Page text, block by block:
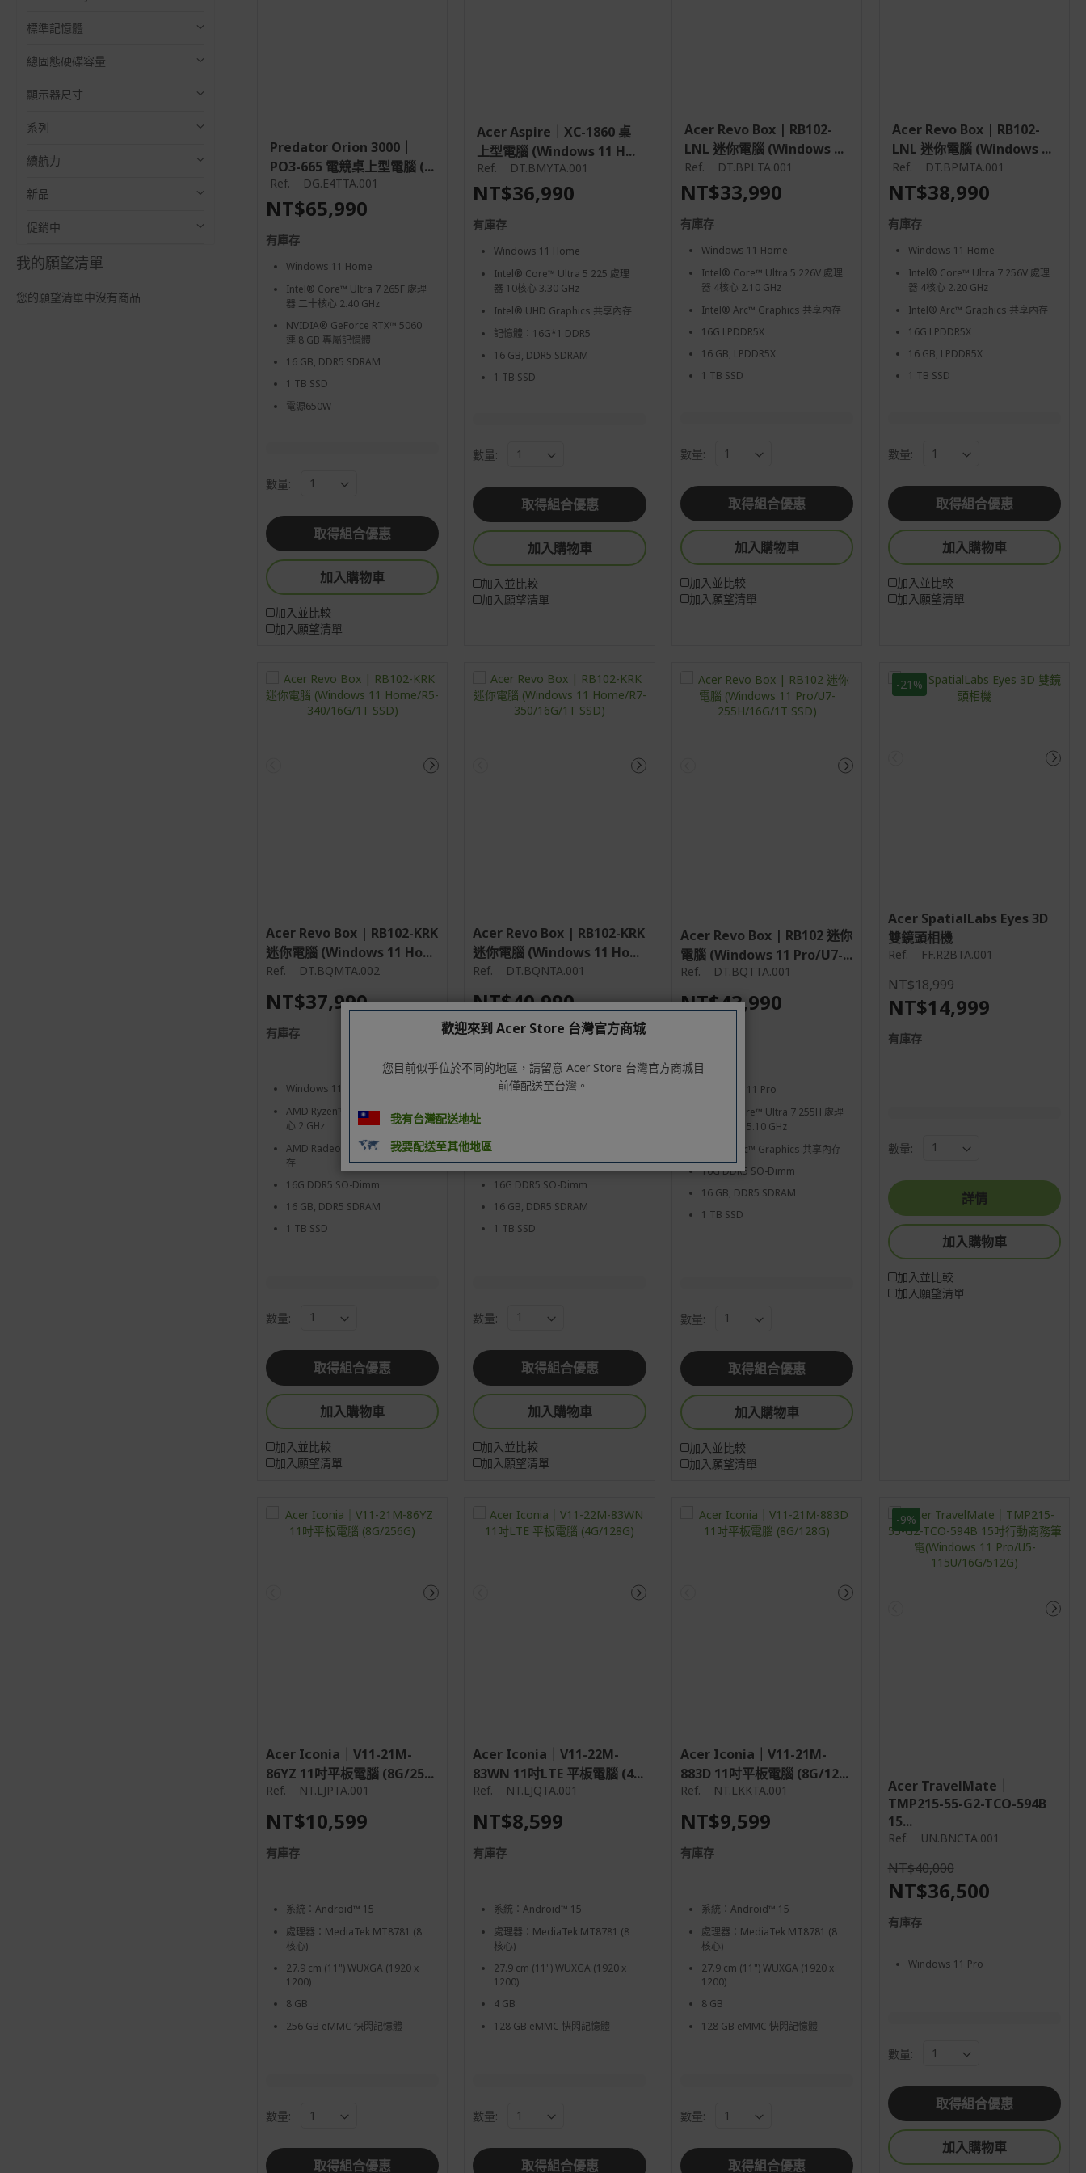
Predator Orion 3000｜
PO3-665 電競桌上型電腦 (...
Ref. DG.E4TTA.001
NT$65,990
有庫存
Windows 11 Home
Intel® Core™ Ultra 7 265F 處理
器 二十核心 2.40 GHz
NVIDIA® GeForce RTX™ 5060
連 8 GB 專屬記憶體
16 GB, DDR5 SDRAM
1 TB SSD
電源650W
數量:
取得組合優惠
加入購物車
加入並比較
加入願望清單
Acer Aspire｜XC-1860 桌
上型電腦 (Windows 11 H...
Ref. DT.BMYTA.001
NT$36,990
有庫存
Windows 11 Home
Intel® Core™ Ultra 5 225 處理
器 10核心 3.30 GHz
Intel® UHD Graphics 共享內存
記憶體：16G*1 DDR5
16 GB, DDR5 SDRAM
1 TB SSD
數量:
取得組合優惠
加入購物車
加入並比較
加入願望清單
Acer Revo Box | RB102-
LNL 迷你電腦 (Windows ...
Ref. DT.BPLTA.001
NT$33,990
有庫存
Windows 11 Home
Intel® Core™ Ultra 5 226V 處理
器 4核心 2.10 GHz
Intel® Arc™ Graphics 共享內存
16G LPDDR5X
16 GB, LPDDR5X
1 TB SSD
數量:
取得組合優惠
加入購物車
加入並比較
加入願望清單
Acer Revo Box | RB102-
LNL 迷你電腦 (Windows ...
Ref. DT.BPMTA.001
NT$38,990
有庫存
Windows 11 Home
Intel® Core™ Ultra 7 256V 處理
器 4核心 2.20 GHz
Intel® Arc™ Graphics 共享內存
16G LPDDR5X
16 GB, LPDDR5X
1 TB SSD
數量:
取得組合優惠
加入購物車
加入並比較
加入願望清單
Acer Revo Box | RB102-KRK
迷你電腦 (Windows 11 Ho...
Ref. DT.BQMTA.002
NT$37,990
有庫存
Windows 11 Home
AMD Ryzen™ 5 340 處理器 6核
心 2 GHz
AMD Radeon™ Graphics 共享內
存
16G DDR5 SO-Dimm
16 GB, DDR5 SDRAM
1 TB SSD
數量:
取得組合優惠
加入購物車
加入並比較
加入願望清單
Acer Revo Box | RB102-KRK
迷你電腦 (Windows 11 Ho...
Ref. DT.BQNTA.001
NT$40,990
有庫存
Windows 11 Home
存
16G DDR5 SO-Dimm
16 GB, DDR5 SDRAM
1 TB SSD
數量:
取得組合優惠
加入購物車
加入並比較
加入願望清單
Acer Revo Box | RB102 迷你
電腦 (Windows 11 Pro/U7-...
Ref. DT.BQTTA.001
NT$43,990
Windows 11 Pro
Intel® Core™ Ultra 7 255H 處理
器 14核心 5.10 GHz
Intel® Arc™ Graphics 共享內存
16G DDR5 SO-Dimm
16 GB, DDR5 SDRAM
1 TB SSD
數量:
取得組合優惠
加入購物車
加入並比較
加入願望清單
-21%
Acer SpatialLabs Eyes 3D
雙鏡頭相機
Ref. FF.R2BTA.001
NT$18,999
NT$14,999
有庫存
數量:
詳情
加入購物車
加入並比較
加入願望清單
Acer Iconia｜V11-21M-
86YZ 11吋平板電腦 (8G/25...
Ref. NT.LJPTA.001
NT$10,599
有庫存
系統：Android™ 15
處理器：MediaTek MT8781 (8
核心)
27.9 cm (11") WUXGA (1920 x
1200)
8 GB
256 GB eMMC 快閃記憶體
數量:
取得組合優惠
Acer Iconia｜V11-22M-
83WN 11吋LTE 平板電腦 (4...
Ref. NT.LJQTA.001
NT$8,599
有庫存
系統：Android™ 15
處理器：MediaTek MT8781 (8
核心)
27.9 cm (11") WUXGA (1920 x
1200)
4 GB
128 GB eMMC 快閃記憶體
數量:
取得組合優惠
Acer Iconia｜V11-21M-
883D 11吋平板電腦 (8G/12...
Ref. NT.LKKTA.001
NT$9,599
有庫存
系統：Android™ 15
處理器：MediaTek MT8781 (8
核心)
27.9 cm (11") WUXGA (1920 x
1200)
8 GB
128 GB eMMC 快閃記憶體
數量:
取得組合優惠
-9%
Acer TravelMate｜
TMP215-55-G2-TCO-594B
15...
Ref. UN.BNCTA.001
NT$40,000
NT$36,500
有庫存
Windows 11 Pro
數量:
取得組合優惠
加入購物車
標準記憶體
總固態硬碟容量
顯示器尺寸
系列
續航力
新品
促銷中
我的願望清單
您的願望清單中沒有商品
歡迎來到 Acer Store 台灣官方商城
您目前似乎位於不同的地區，請留意 Acer Store 台灣官方商城目
前僅配送至台灣。
我有台灣配送地址
我要配送至其他地區